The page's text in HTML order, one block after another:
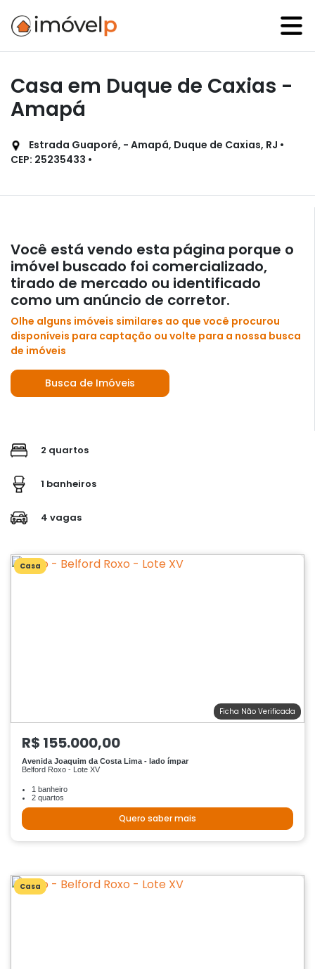
Casa em Duque de Caxias -
Amapá
Estrada Guaporé, - Amapá, Duque de Caxias, RJ •
CEP: 25235433 •
Você está vendo esta página porque o
imóvel buscado foi comercializado,
tirado de mercado ou identificado
como um anúncio de corretor.
Olhe alguns imóveis similares ao que você procurou
disponíveis para captação ou volte para a nossa busca
de imóveis
Busca de Imóveis
2 quartos
1 banheiros
4 vagas
Casa
Ficha Não Verificada
R$ 155.000,00
Avenida Joaquim da Costa Lima - lado ímpar
Belford Roxo - Lote XV
1 banheiro
2 quartos
Quero saber mais
Casa